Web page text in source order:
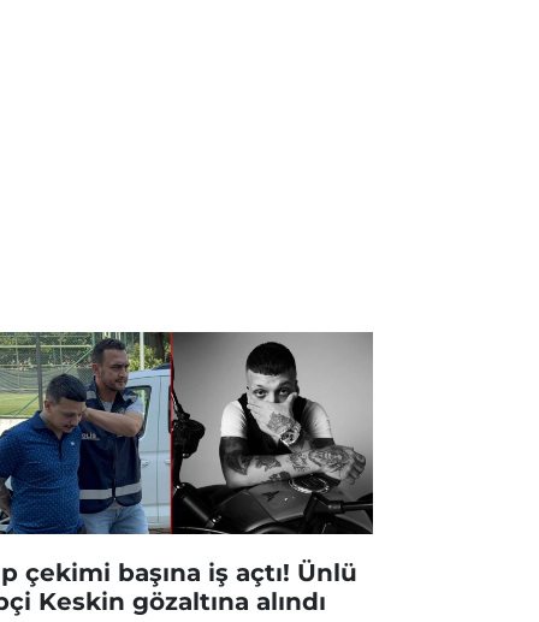
çekimi başına iş açtı! Ünlü
Keskin gözaltına alındı